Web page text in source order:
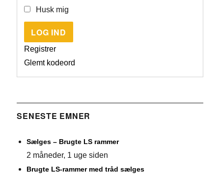
Husk mig
LOG IND
Registrer
Glemt kodeord
SENESTE EMNER
Sælges – Brugte LS rammer
2 måneder, 1 uge siden
Brugte LS-rammer med tråd sælges